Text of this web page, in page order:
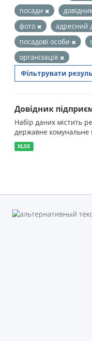
посади
фото
адресний
посадові особи
організація
Фільтрувати
Довідник
Набір даних містить
державне комунальне
XLSX